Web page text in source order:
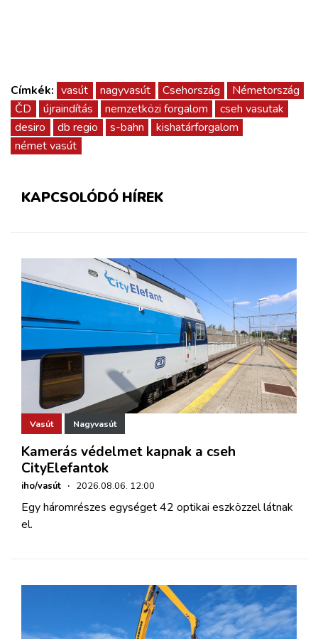
Címkék: vasút nagyvasút Csehország
Németország
ČD
újraindítás nemzetközi forgalom
cseh vasutak
desiro
db regio s-bahn
kishatárforgalom
német vasút
KAPCSOLÓDÓ HÍREK
Vasút Nagyvasút
Kamerás védelmet kapnak a cseh
CityElefantok
iho/vasút · 2026.08.06. 12:00
Egy háromrészes egységet 42 optikai eszközzel látnak
el.